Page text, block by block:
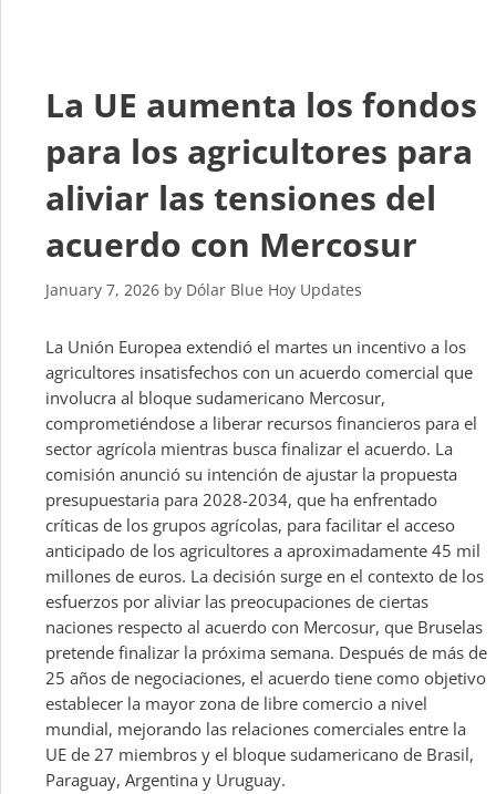
La UE aumenta los fondos
para los agricultores para
aliviar las tensiones del
acuerdo con Mercosur
January 7, 2026 by Dólar Blue Hoy Updates
La Unión Europea extendió el martes un incentivo a los
agricultores insatisfechos con un acuerdo comercial que
involucra al bloque sudamericano Mercosur,
comprometiéndose a liberar recursos financieros para el
sector agrícola mientras busca finalizar el acuerdo. La
comisión anunció su intención de ajustar la propuesta
presupuestaria para 2028-2034, que ha enfrentado
críticas de los grupos agrícolas, para facilitar el acceso
anticipado de los agricultores a aproximadamente 45 mil
millones de euros. La decisión surge en el contexto de los
esfuerzos por aliviar las preocupaciones de ciertas
naciones respecto al acuerdo con Mercosur, que Bruselas
pretende finalizar la próxima semana. Después de más de
25 años de negociaciones, el acuerdo tiene como objetivo
establecer la mayor zona de libre comercio a nivel
mundial, mejorando las relaciones comerciales entre la
UE de 27 miembros y el bloque sudamericano de Brasil,
Paraguay, Argentina y Uruguay.